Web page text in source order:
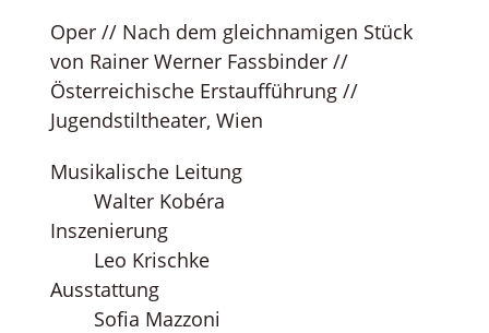
Oper // Nach dem gleichnamigen Stück
von Rainer Werner Fassbinder //
Österreichische Erstaufführung //
Jugendstiltheater, Wien
Musikalische Leitung
Walter Kobéra
Inszenierung
Leo Krischke
Ausstattung
Sofia Mazzoni